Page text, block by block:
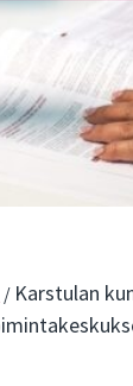
/ Karstulan